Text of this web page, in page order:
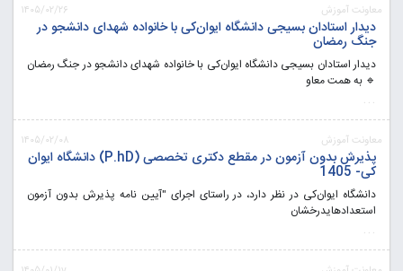
معاونت آموزش ۱۴۰۵/۰۲/۲۶
دیدار استادان بسیجی دانشگاه ایوان‌کی با خانواده شهدای دانشجو در
جنگ رمضان
دیدار استادان بسیجی دانشگاه ایوان‌کی با خانواده شهدای دانشجو در جنگ رمضان
🔹 به همت معاو
...
معاونت آموزش ۱۴۰۵/۰۲/۰۸
پذیرش بدون آزمون در مقطع دکتری تخصصی (P.hD) دانشگاه ایوان
کی- 1405
دانشگاه ایوان‌کی در نظر دارد، در راستای اجرای "آیین نامه پذیرش بدون آزمون
استعدادهایدرخشان
...